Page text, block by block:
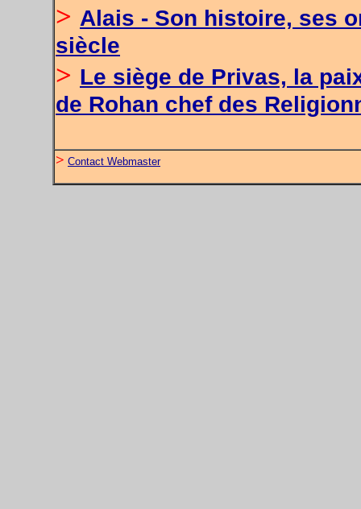
> Alais - Son histoire, ses
siècle
> Le siège de Privas, la
de Rohan chef des
> Contact Webmaster